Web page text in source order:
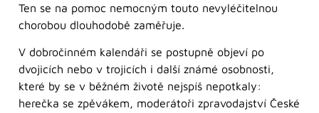
Ten se na pomoc nemocným touto nevyléčitelnou
chorobou dlouhodobě zaměřuje.
V dobročinném kalendáři se postupně objeví po
dvojicích nebo v trojicích i další známé osobnosti,
které by se v běžném životě nejspíš nepotkaly:
herečka se zpěvákem, moderátoři zpravodajství České